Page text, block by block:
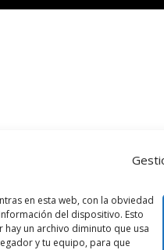
en esta web, con la obviedad
del dispositivo. Esto
un archivo diminuto que usa
y tu equipo, para que